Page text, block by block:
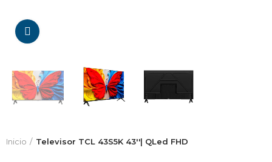
Inicio Televisor TCL 43S5K 43''| QLed FHD